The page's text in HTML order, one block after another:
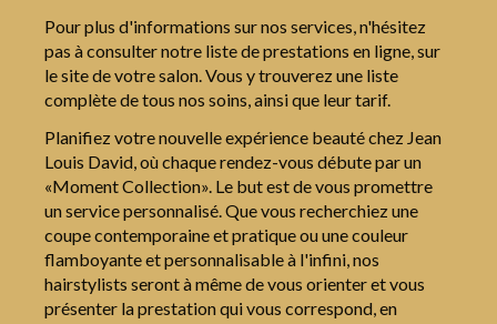
Pour plus d'informations sur nos services, n'hésitez
pas à consulter notre liste de prestations en ligne, sur
le site de votre salon. Vous y trouverez une liste
complète de tous nos soins, ainsi que leur tarif.
Planifiez votre nouvelle expérience beauté chez Jean
Louis David, où chaque rendez-vous débute par un
«Moment Collection». Le but est de vous promettre
un service personnalisé. Que vous recherchiez une
coupe contemporaine et pratique ou une couleur
flamboyante et personnalisable à l'infini, nos
hairstylists seront à même de vous orienter et vous
présenter la prestation qui vous correspond, en